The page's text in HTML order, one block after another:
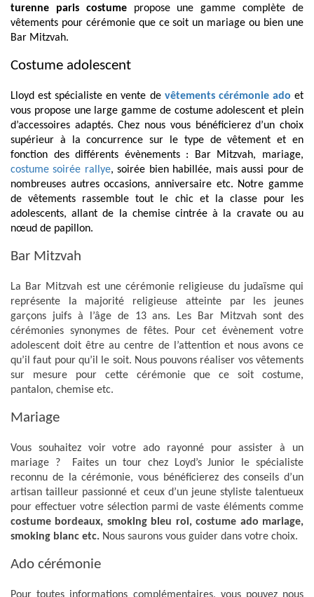
turenne paris costume propose une gamme complète de
vêtements pour cérémonie que ce soit un mariage ou bien une
Bar Mitzvah.
Costume adolescent
Lloyd est spécialiste en vente de vêtements cérémonie ado et
vous propose une large gamme de costume adolescent et plein
d’accessoires adaptés. Chez nous vous bénéficierez d’un choix
supérieur à la concurrence sur le type de vêtement et en
fonction des différents évènements : Bar Mitzvah, mariage,
costume soirée rallye, soirée bien habillée, mais aussi pour de
nombreuses autres occasions, anniversaire etc. Notre gamme
de vêtements rassemble tout le chic et la classe pour les
adolescents, allant de la chemise cintrée à la cravate ou au
nœud de papillon.
Bar Mitzvah
La Bar Mitzvah est une cérémonie religieuse du judaïsme qui
représente la majorité religieuse atteinte par les jeunes
garçons juifs à l’âge de 13 ans. Les Bar Mitzvah sont des
cérémonies synonymes de fêtes. Pour cet évènement votre
adolescent doit être au centre de l’attention et nous avons ce
qu’il faut pour qu’il le soit. Nous pouvons réaliser vos vêtements
sur mesure pour cette cérémonie que ce soit costume,
pantalon, chemise etc.
Mariage
Vous souhaitez voir votre ado rayonné pour assister à un
mariage ? Faites un tour chez Loyd’s Junior le spécialiste
reconnu de la cérémonie, vous bénéficierez des conseils d’un
artisan tailleur passionné et ceux d’un jeune styliste talentueux
pour effectuer votre sélection parmi de vaste éléments comme
costume bordeaux, smoking bleu roi, costume ado mariage,
smoking blanc etc. Nous saurons vous guider dans votre choix.
Ado cérémonie